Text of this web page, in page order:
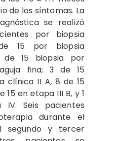
de los síntomas. La
se realizó
por biopsia
15 por biopsia
de 15 biopsia por
fina; 3 de 15
clínica II A, 8 de 15
15 en etapa III B, y 1
Seis pacientes
durante el
segundo y tercer